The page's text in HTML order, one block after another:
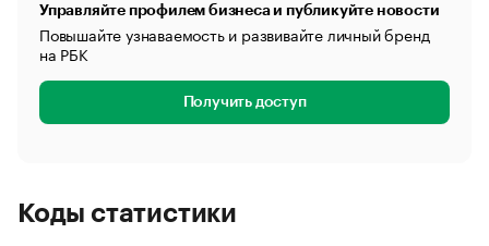
Управляйте профилем бизнеса и публикуйте новости
Повышайте узнаваемость и развивайте личный бренд
на РБК
Получить доступ
Коды статистики